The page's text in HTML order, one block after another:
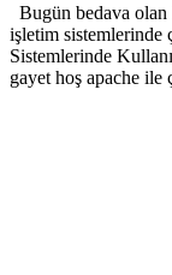
Bugün bedava
işletim sistemlerinde
Sistemlerinde
gayet hoş apache ile